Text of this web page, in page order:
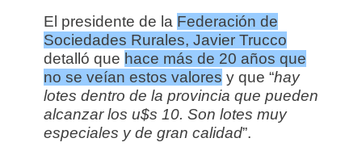
El presidente de la Federación de
Sociedades Rurales, Javier Trucco
detalló que hace más de 20 años que
no se veían estos valores y que “hay
lotes dentro de la provincia que pueden
alcanzar los u$s 10. Son lotes muy
especiales y de gran calidad”.